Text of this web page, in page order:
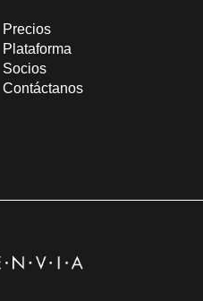
Precios
Plataforma
Socios
Contáctanos